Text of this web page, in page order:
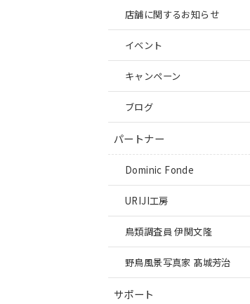
店舗に関するお知らせ
イベント
キャンペーン
ブログ
パートナー
Dominic Fonde
URIJI工房
鳥類調査員 伊関文隆
野鳥風景写真家 髙城芳治
サポート